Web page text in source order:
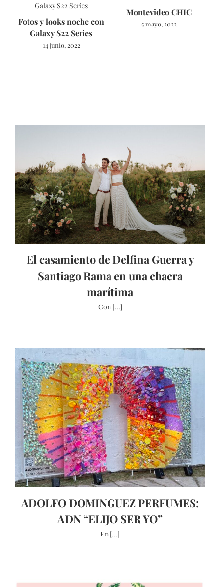
Fotos y looks noche con
Galaxy S22 Series
14 junio, 2022
Montevideo CHIC
5 mayo, 2022
El casamiento de Delfina Guerra y
Santiago Rama en una chacra
marítima
Con [...]
ADOLFO DOMINGUEZ PERFUMES:
ADN “ELIJO SER YO”
En [...]